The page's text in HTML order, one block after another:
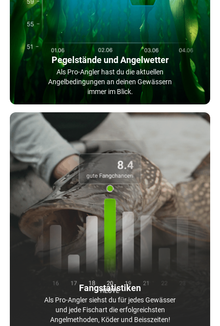
Pegelstände und Angelwetter
Als Pro-Angler hast du die aktuellen
Angelbedingungen an deinen Gewässern
immer im Blick.
Fangstatistiken
Als Pro-Angler siehst du für jedes Gewässer
und jede Fischart die erfolgreichsten
Angelmethoden, Köder und Beisszeiten!